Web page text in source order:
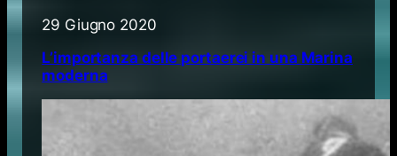
29 Giugno 2020
L’importanza delle portaerei in una Marina
moderna